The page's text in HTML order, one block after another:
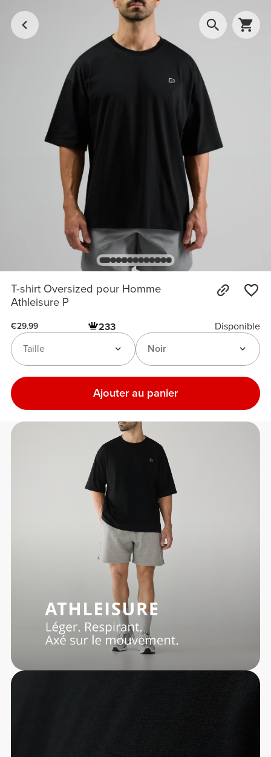
T-shirt Oversized pour Homme
Athleisure P
€29.99 233
Disponible
Noir
Taille
Ajouter au panier